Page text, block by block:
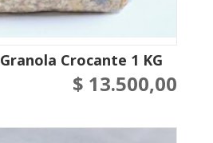
Crocante 1 KG
$ 13.500,00